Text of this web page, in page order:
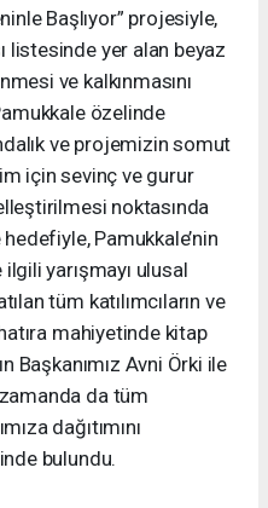
Başlıyor” projesiyle,
listesinde yer alan beyaz
ve kalkınmasını
özelinde
ve projemizin somut
için sevinç ve gurur
noktasında
Pamukkale’nin
yarışmayı ulusal
tüm katılımcıların ve
mahiyetinde kitap
Başkanımız Avni Örki ile
da tüm
dağıtımını
bulundu.